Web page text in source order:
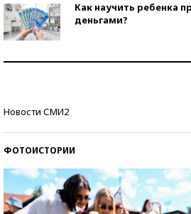
Как научить ребенка
деньгами?
Новости СМИ2
ФОТОИСТОРИИ